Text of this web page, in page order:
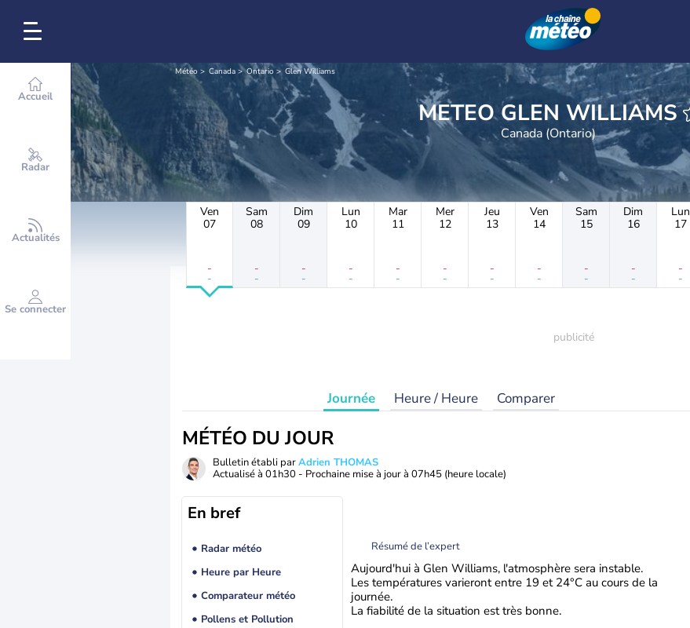
Accueil
Radar
Actualités
Se connecter
Météo Canada Ontario Glen Williams
METEO GLEN WILLIAMS
Canada (Ontario)
Ven
07
-
-
Sam
08
-
-
Dim
09
-
-
Lun
10
-
-
Mar
11
-
-
Mer
12
-
-
Jeu
13
-
-
Ven
14
-
-
Sam
15
-
-
Dim
16
-
-
Lun
17
-
-
Journée Heure / Heure Comparer
MÉTÉO DU JOUR
Bulletin établi parAdrien THOMAS
Actualisé à 01h30 - Prochaine mise à jour à 07h45 (heure locale)
En bref
Radar météo
Heure par Heure
Comparateur météo
Pollens et Pollution
Résumé de l’expert
Aujourd'hui à Glen Williams, l'atmosphère sera instable.
Les températures varieront entre 19 et 24°C au cours de la
journée.
La fiabilité de la situation est très bonne.